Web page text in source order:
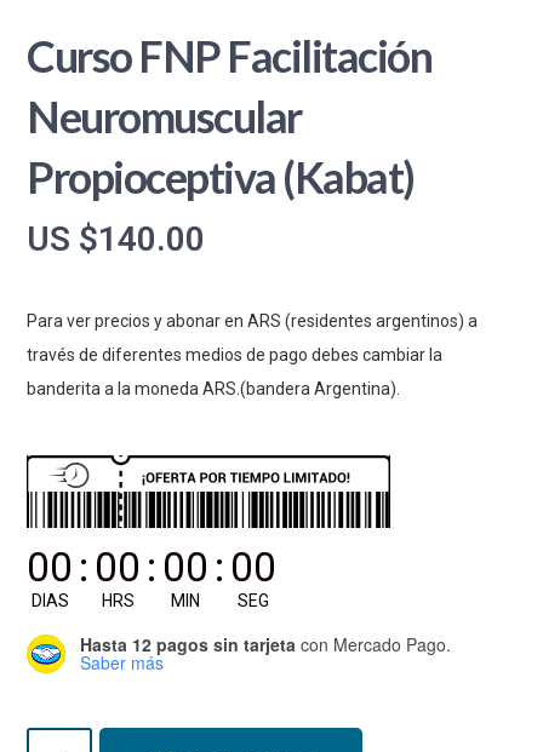
Curso FNP Facilitación
Neuromuscular
Propioceptiva (Kabat)
US $140.00
Para ver precios y abonar en ARS (residentes argentinos) a
través de diferentes medios de pago debes cambiar la
banderita a la moneda ARS.(bandera Argentina).
00
DIAS
: 00
HRS
: 00
MIN
: 00
SEG
Hasta 12 pagos sin tarjeta con Mercado Pago.
Saber más